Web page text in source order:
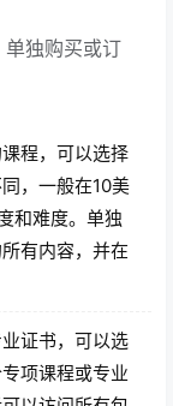
独购买或订
程，可以选择
，一般在10美
和难度。单独
有内容，并在
证书，可以选
项课程或专业